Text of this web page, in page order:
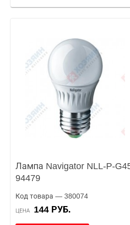
Лампа Navigator NLL-P-
94479
Код товара — 380074
ЦЕНА 144 РУБ.